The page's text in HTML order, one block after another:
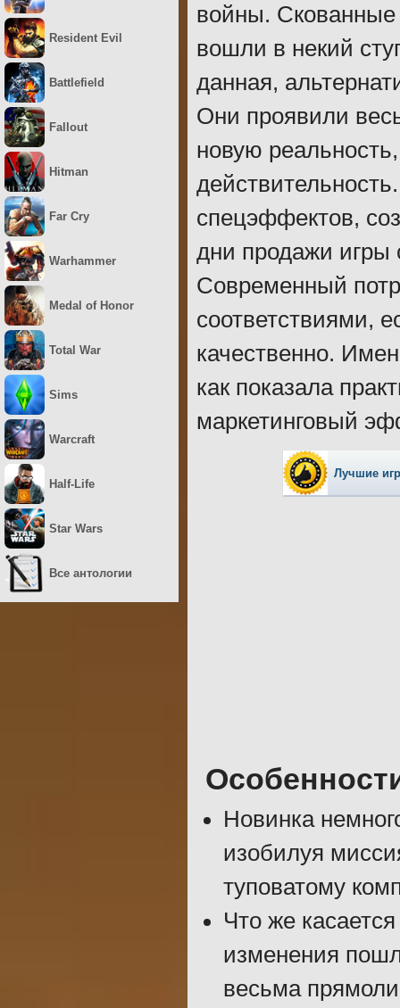
войны. Скованные
вошли в некий
данная,
Они проявили
новую
спецэффектов,
дни продажи игры
Современный
соответствиями,
качественно.
как показала
маркетинговый
Лучшие
Новинка
изобилуя
туповатому
Что же
изменения
весьма
Resident Evil
Battlefield
Fallout
Hitman
Far Cry
Warhammer
Medal of Honor
Total War
Sims
Warcraft
Half-Life
Star Wars
Все антологии